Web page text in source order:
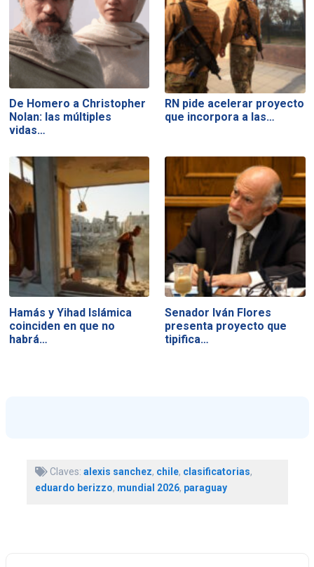
De Homero a Christopher
Nolan: las múltiples
vidas…
RN pide acelerar proyecto
que incorpora a las…
Hamás y Yihad Islámica
coinciden en que no
habrá…
Senador Iván Flores
presenta proyecto que
tipifica…
Claves: alexis sanchez, chile, clasificatorias,
eduardo berizzo, mundial 2026, paraguay